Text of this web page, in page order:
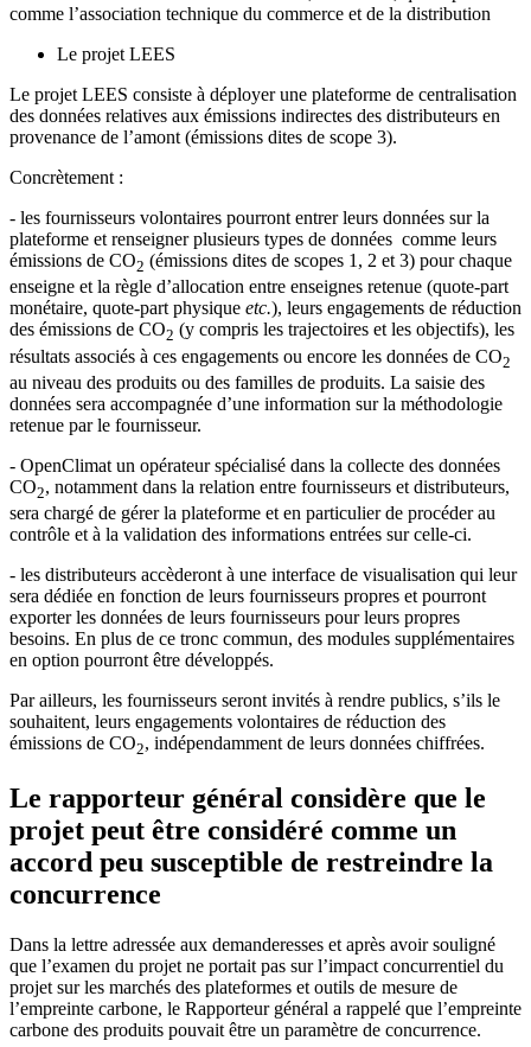
comme l’association technique du commerce et de la distribution
Le projet LEES
Le projet LEES consiste à déployer une plateforme de centralisation
des données relatives aux émissions indirectes des distributeurs en
provenance de l’amont (émissions dites de scope 3).
Concrètement :
- les fournisseurs volontaires pourront entrer leurs données sur la
plateforme et renseigner plusieurs types de données comme leurs
émissions de CO2 (émissions dites de scopes 1, 2 et 3) pour chaque
enseigne et la règle d’allocation entre enseignes retenue (quote-part
monétaire, quote-part physique etc.), leurs engagements de réduction
des émissions de CO2 (y compris les trajectoires et les objectifs), les
résultats associés à ces engagements ou encore les données de CO2
au niveau des produits ou des familles de produits. La saisie des
données sera accompagnée d’une information sur la méthodologie
retenue par le fournisseur.
- OpenClimat un opérateur spécialisé dans la collecte des données
CO2, notamment dans la relation entre fournisseurs et distributeurs,
sera chargé de gérer la plateforme et en particulier de procéder au
contrôle et à la validation des informations entrées sur celle-ci.
- les distributeurs accèderont à une interface de visualisation qui leur
sera dédiée en fonction de leurs fournisseurs propres et pourront
exporter les données de leurs fournisseurs pour leurs propres
besoins. En plus de ce tronc commun, des modules supplémentaires
en option pourront être développés.
Par ailleurs, les fournisseurs seront invités à rendre publics, s’ils le
souhaitent, leurs engagements volontaires de réduction des
émissions de CO2, indépendamment de leurs données chiffrées.
Le rapporteur général considère que le
projet peut être considéré comme un
accord peu susceptible de restreindre la
concurrence
Dans la lettre adressée aux demanderesses et après avoir souligné
que l’examen du projet ne portait pas sur l’impact concurrentiel du
projet sur les marchés des plateformes et outils de mesure de
l’empreinte carbone, le Rapporteur général a rappelé que l’empreinte
carbone des produits pouvait être un paramètre de concurrence.